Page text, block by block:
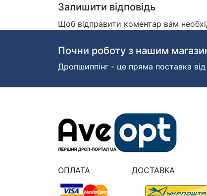
Залишити відповідь
Щоб відправити коментар вам
Почни роботу з нашим
Дропшиппінг - це пряма поставка
ОПЛАТА ДОСТАВКА